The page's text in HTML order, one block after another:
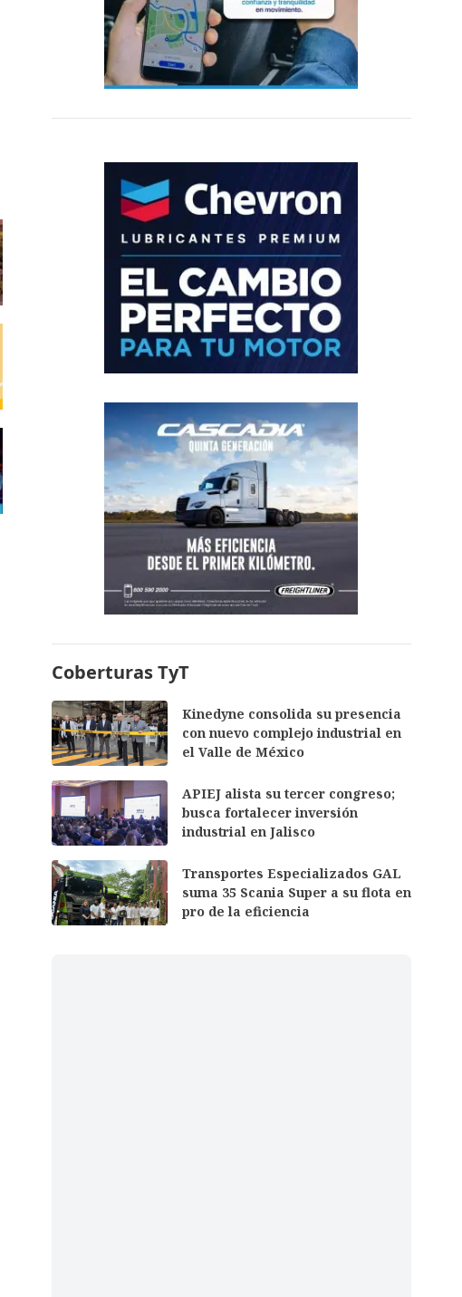
Coberturas TyT
Kinedyne consolida su presencia
con nuevo complejo industrial en
el Valle de México
APIEJ alista su tercer congreso;
busca fortalecer inversión
industrial en Jalisco
Transportes Especializados GAL
suma 35 Scania Super a su flota en
pro de la eficiencia